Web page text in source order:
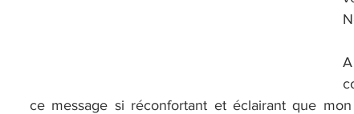
ce message si réconfortant et éclairant que